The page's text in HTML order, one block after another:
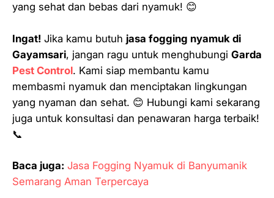
yang sehat dan bebas dari nyamuk! 😊
Ingat! Jika kamu butuh jasa fogging nyamuk di
Gayamsari, jangan ragu untuk menghubungi Garda
Pest Control. Kami siap membantu kamu
membasmi nyamuk dan menciptakan lingkungan
yang nyaman dan sehat. 😊 Hubungi kami sekarang
juga untuk konsultasi dan penawaran harga terbaik!
📞
Baca juga: Jasa Fogging Nyamuk di Banyumanik
Semarang Aman Terpercaya